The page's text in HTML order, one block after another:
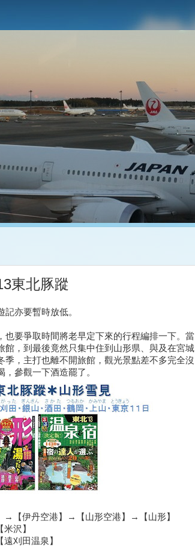
東北豚蹤
亦要暫時放低。
也要爭取時間將老早定下來的行程編排一下。當
館，到最後竟然只集中住到山形県、與及在宮城
季，主打也離不開旅館，觀光景點差不多完全沒
參觀一下酒造罷了。
→【伊丹空港】→【山形空港】→【山形】
沢】
刈田温泉】